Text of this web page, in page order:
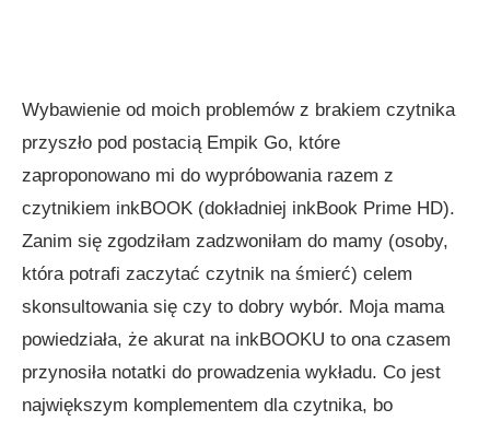
Wybawienie od moich problemów z brakiem czytnika
przyszło pod postacią Empik Go, które
zaproponowano mi do wypróbowania razem z
czytnikiem inkBOOK (dokładniej inkBook Prime HD).
Zanim się zgodziłam zadzwoniłam do mamy (osoby,
która potrafi zaczytać czytnik na śmierć) celem
skonsultowania się czy to dobry wybór. Moja mama
powiedziała, że akurat na inkBOOKU to ona czasem
przynosiła notatki do prowadzenia wykładu. Co jest
największym komplementem dla czytnika, bo